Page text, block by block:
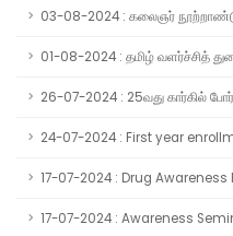
03-08-2024 : கலைஞர் நூற்றாண்டு
01-08-2024 : தமிழ் வளர்ச்சித்
26-07-2024 : 25வது கார்கில்
24-07-2024 : First year
17-07-2024 : Drug Awareness
17-07-2024 : Awareness